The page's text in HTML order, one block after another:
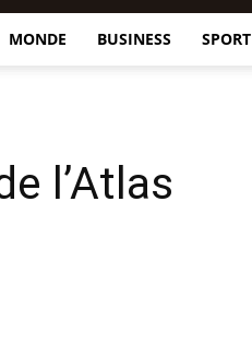
MONDE BUSINESS SPORT
l’Atlas